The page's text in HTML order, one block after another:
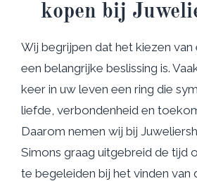
kopen bij
Wij begrijpen dat het kiezen van
een belangrijke beslissing is.
keer in uw leven een ring die
liefde, verbondenheid en
Daarom nemen wij bij
Simons graag uitgebreid de tijd
te begeleiden bij het vinden van